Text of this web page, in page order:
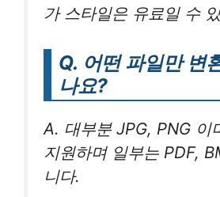
가 스타일은 유료일 수
Q. 어떤 파일만 변
나요?
A. 대부분 JPG, PNG 이
지원하며 일부는 PDF,
니다.